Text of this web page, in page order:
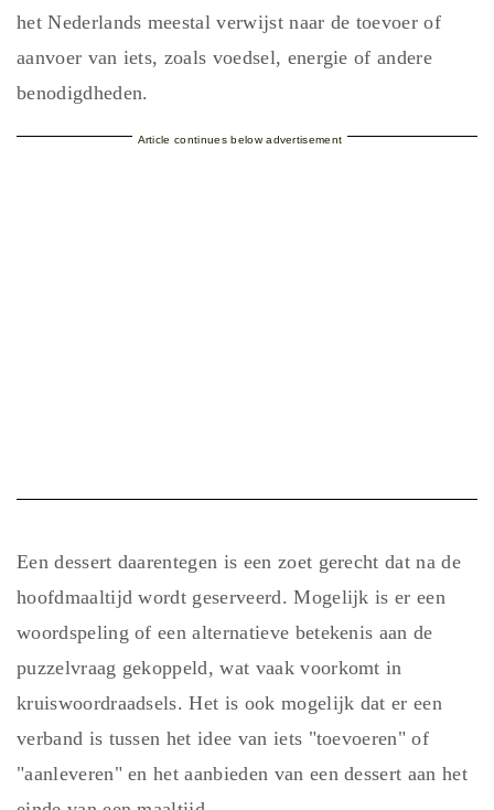
het Nederlands meestal verwijst naar de toevoer of
aanvoer van iets, zoals voedsel, energie of andere
benodigdheden.
Article continues below advertisement
Een dessert daarentegen is een zoet gerecht dat na de
hoofdmaaltijd wordt geserveerd. Mogelijk is er een
woordspeling of een alternatieve betekenis aan de
puzzelvraag gekoppeld, wat vaak voorkomt in
kruiswoordraadsels. Het is ook mogelijk dat er een
verband is tussen het idee van iets "toevoeren" of
"aanleveren" en het aanbieden van een dessert aan het